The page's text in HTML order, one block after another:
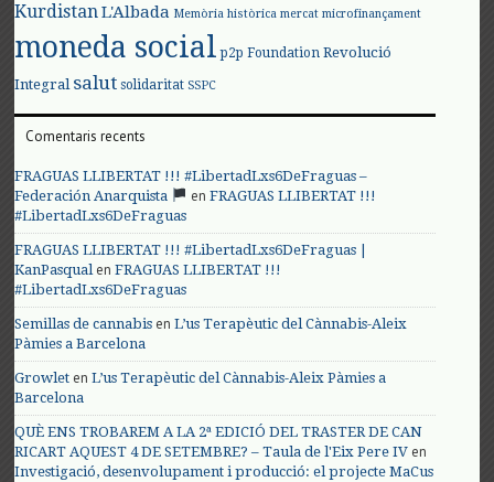
KurdistanL'Albada Memòria històrica mercat microfinançament
moneda social p2p Foundation Revolució
Integral salut solidaritat SSPC
Comentaris recents
FRAGUAS LLIBERTAT !!! #LibertadLxs6DeFraguas –
Federación Anarquista
enFRAGUAS LLIBERTAT !!!
#LibertadLxs6DeFraguas
FRAGUAS LLIBERTAT !!! #LibertadLxs6DeFraguas |
KanPasqualenFRAGUAS LLIBERTAT !!!
#LibertadLxs6DeFraguas
Semillas de cannabis enL’us Terapèutic del Cànnabis-Aleix
Pàmies a Barcelona
Growlet enL’us Terapèutic del Cànnabis-Aleix Pàmies a
Barcelona
QUÈ ENS TROBAREM A LA 2ª EDICIÓ DEL TRASTER DE CAN
RICART AQUEST 4 DE SETEMBRE? – Taula de l'Eix Pere IV en
Investigació, desenvolupament i producció: el projecte MaCus